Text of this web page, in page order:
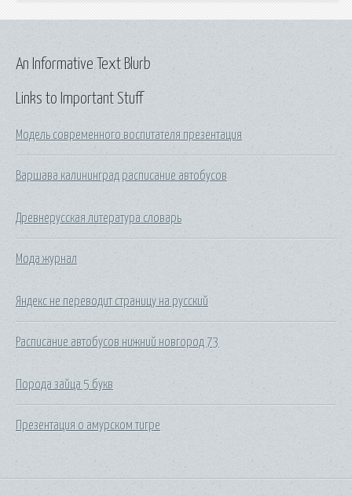
Links to Important Stuff
Модель современного воспитателя презентация
Варшава калининград расписание автобусов
Древнерусская литература словарь
Мода журнал
Яндекс не переводит страницу на русский
Расписание автобусов нижний новгород 73
Порода зайца 5 букв
Презентация о амурском тигре
An Informative Text Blurb